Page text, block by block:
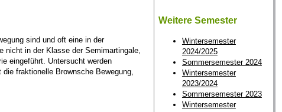
sind und oft eine in der
nicht in der Klasse der Semimartingale,
eingeführt. Untersucht werden
fraktionelle Brownsche Bewegung,
Weitere Semester
Wintersemester
2024/2025
Sommersemester 2024
Wintersemester
2023/2024
Sommersemester 2023
Wintersemester